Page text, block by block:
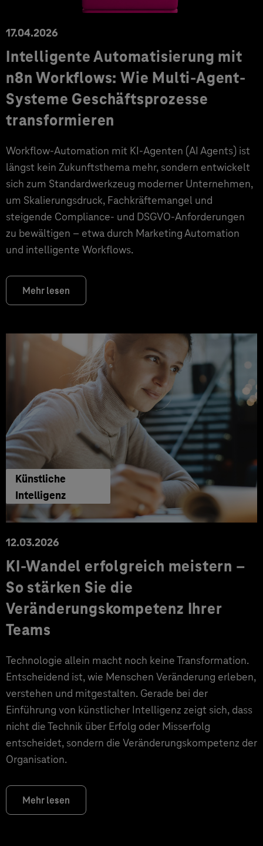
17.04.2026
Intelligente Automatisierung mit
n8n Workflows: Wie Multi-Agent-
Systeme Geschäftsprozesse
transformieren
Workflow-Automation mit KI-Agenten (AI Agents) ist
längst kein Zukunftsthema mehr, sondern entwickelt
sich zum Standardwerkzeug moderner Unternehmen,
um Skalierungsdruck, Fachkräftemangel und
steigende Compliance- und DSGVO-Anforderungen
zu bewältigen – etwa durch Marketing Automation
und intelligente Workflows.
Mehr lesen
Künstliche
Intelligenz
12.03.2026
KI-Wandel erfolgreich meistern –
So stärken Sie die
Veränderungskompetenz Ihrer
Teams
Technologie allein macht noch keine Transformation.
Entscheidend ist, wie Menschen Veränderung erleben,
verstehen und mitgestalten. Gerade bei der
Einführung von künstlicher Intelligenz zeigt sich, dass
nicht die Technik über Erfolg oder Misserfolg
entscheidet, sondern die Veränderungskompetenz der
Organisation.
Mehr lesen